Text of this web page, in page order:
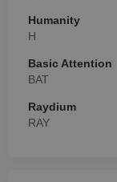
Humanity
H
Basic Attention
BAT
Raydium
RAY